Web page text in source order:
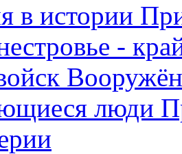
в истории
-
люди